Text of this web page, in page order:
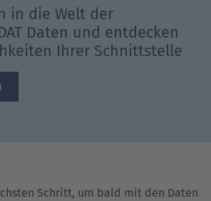
in die Welt der
Daten und entdecken
Ihrer Schnittstelle
Schritt, um bald mit den Daten